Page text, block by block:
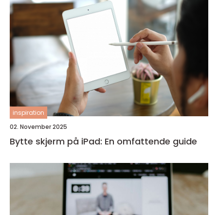
inspiration
02. November 2025
Bytte skjerm på iPad: En omfattende guide